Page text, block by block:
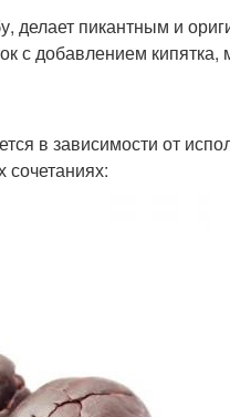
делает пикантным и
с добавлением кипятка,
в зависимости от
сочетаниях: